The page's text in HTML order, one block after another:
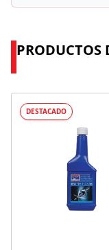
PRODUCTOS
DESTACADO